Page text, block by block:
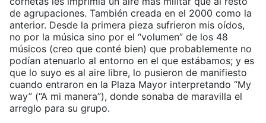
de agrupaciones. También creada en el 2000 como la
anterior. Desde la primera pieza sufrieron mis oídos,
no por la música sino por el “volumen” de los 48
músicos (creo que conté bien) que probablemente no
podían atenuarlo al entorno en el que estábamos; y es
que lo suyo es al aire libre, lo pusieron de manifiesto
cuando entraron en la Plaza Mayor interpretando “My
way” (“A mi manera”), donde sonaba de maravilla el
arreglo para su grupo.